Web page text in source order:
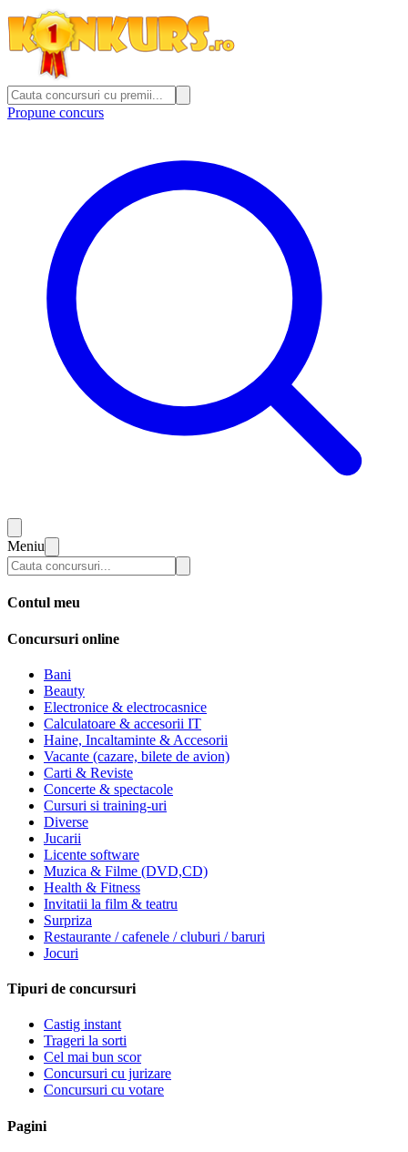
Propune concurs
Meniu
Contul meu
Concursuri online
Bani
Beauty
Electronice & electrocasnice
Calculatoare & accesorii IT
Haine, Incaltaminte & Accesorii
Vacante (cazare, bilete de avion)
Carti & Reviste
Concerte & spectacole
Cursuri si training-uri
Diverse
Jucarii
Licente software
Muzica & Filme (DVD,CD)
Health & Fitness
Invitatii la film & teatru
Surpriza
Restaurante / cafenele / cluburi / baruri
Jocuri
Tipuri de concursuri
Castig instant
Trageri la sorti
Cel mai bun scor
Concursuri cu jurizare
Concursuri cu votare
Pagini